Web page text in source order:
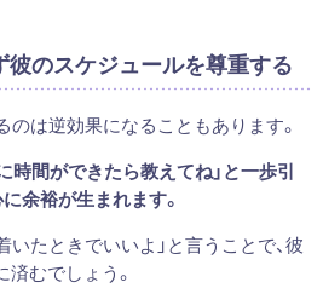
彼のスケジュールを尊重する
のは逆効果になることもあります。
時間ができたら教えてね」と一歩引
余裕が生まれます。
いたときでいいよ」と言うことで、彼
むでしょう。